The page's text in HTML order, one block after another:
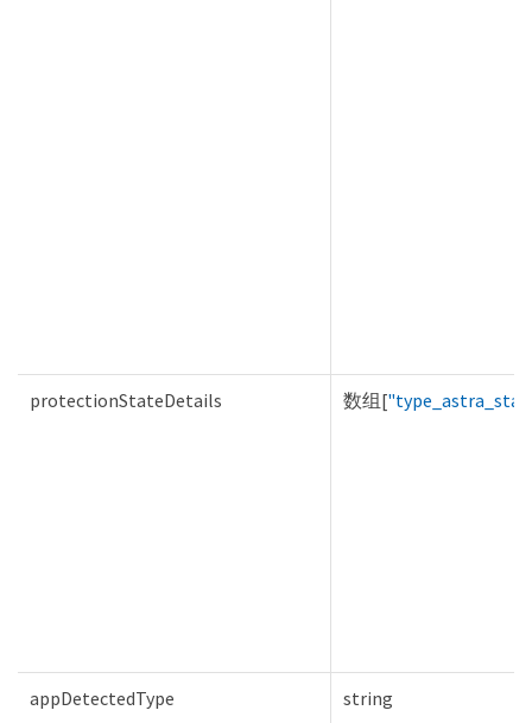
protectionStateDetails 数组[
appDetectedType string